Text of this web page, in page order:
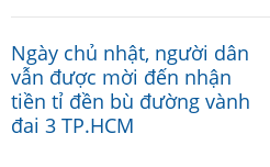
Ngày chủ nhật, người dân
vẫn được mời đến nhận
tiền tỉ đền bù đường vành
đai 3 TP.HCM